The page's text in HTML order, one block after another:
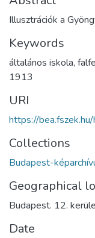
Illusztrációk a
Keywords
általános iskola,
1913
URI
https://
Collections
Budapest-
Geographical
Budapest. 12.
Date